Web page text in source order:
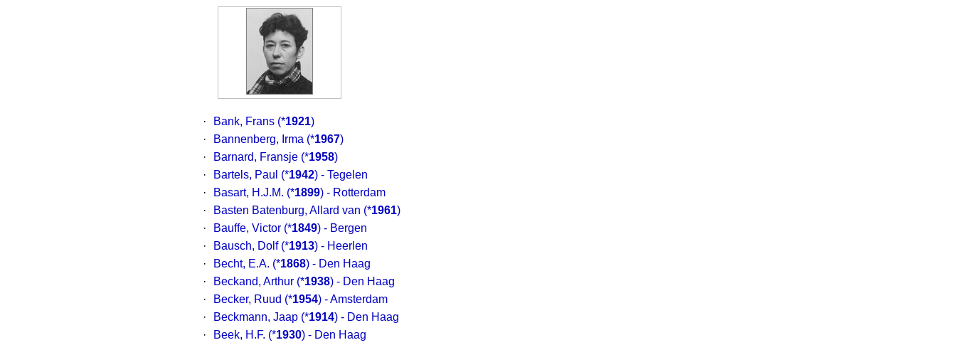
· Bank, Frans (*1921)
·
Bannenberg, Irma (*1967)
·
Barnard, Fransje (*1958)
·
Bartels, Paul (*1942) - Tegelen
·
Basart, H.J.M. (*1899) - Rotterdam
·
Basten Batenburg, Allard van (*1961)
·
Bauffe, Victor (*1849) - Bergen
·
Bausch, Dolf (*1913) - Heerlen
·
Becht, E.A. (*1868) - Den Haag
·
Beckand, Arthur (*1938) - Den Haag
·
Becker, Ruud (*1954) - Amsterdam
·
Beckmann, Jaap (*1914) - Den Haag
·
Beek, H.F. (*1930) - Den Haag